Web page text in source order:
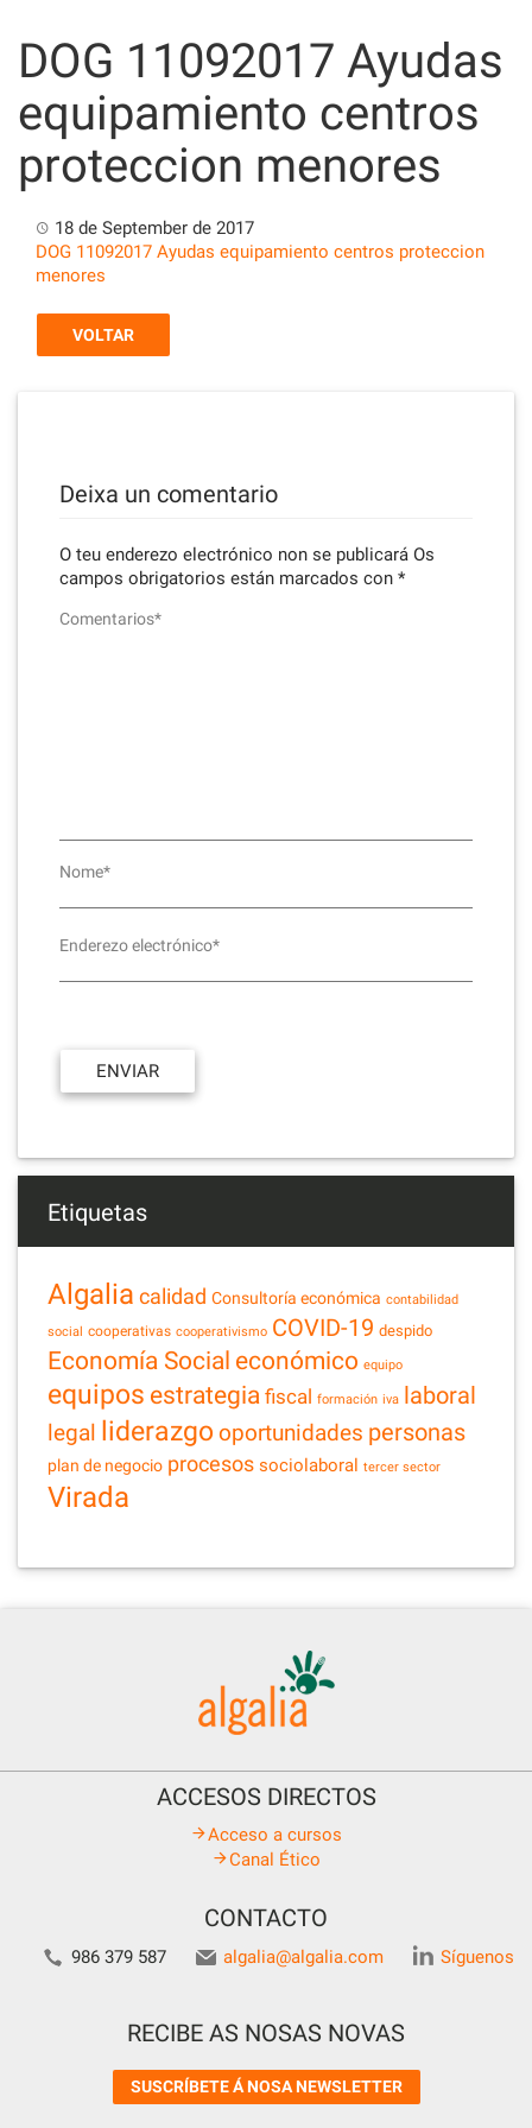
content
DOG 11092017 Ayudas
equipamiento centros
proteccion menores
18 de September de 2017
DOG 11092017 Ayudas equipamiento centros proteccion
menores
VOLTAR
Deixa un comentario
O teu enderezo electrónico non se publicará Os
campos obrigatorios están marcados con *
Comentarios*
Nome*
Enderezo electrónico*
Etiquetas
Algalia calidad Consultoría económica contabilidad
social cooperativas cooperativismo COVID-19 despido
Economía Social económico equipo
equipos estrategia fiscal formación iva laboral
legal liderazgo oportunidades personas
plan de negocio procesos sociolaboral tercer sector
Virada
ACCESOS DIRECTOS
Acceso a cursos
Canal Ético
CONTACTO
986 379 587 algalia@algalia.com Síguenos
RECIBE AS NOSAS NOVAS
SUSCRÍBETE Á NOSA NEWSLETTER